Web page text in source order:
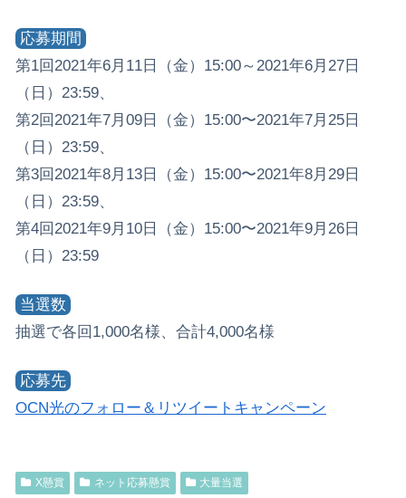
応募期間
第1回2021年6月11日（金）15:00～2021年6月27日
（日）23:59、
第2回2021年7月09日（金）15:00〜2021年7月25日
（日）23:59、
第3回2021年8月13日（金）15:00〜2021年8月29日
（日）23:59、
第4回2021年9月10日（金）15:00〜2021年9月26日
（日）23:59
当選数
抽選で各回1,000名様、合計4,000名様
応募先
OCN光のフォロー＆リツイートキャンペーン
X懸賞 ネット応募懸賞 大量当選